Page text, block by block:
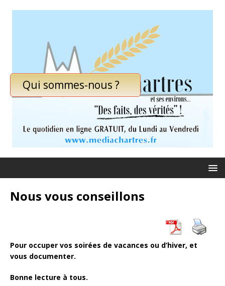
Qui sommes-nous ?
Nous vous conseillons
Pour occuper vos soirées de vacances ou d’hiver, et
vous documenter.
Bonne lecture à tous.